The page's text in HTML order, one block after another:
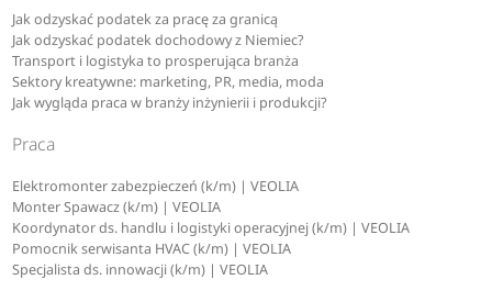
Jak odzyskać podatek za pracę za granicą
Jak odzyskać podatek dochodowy z Niemiec?
Transport i logistyka to prosperująca branża
Sektory kreatywne: marketing, PR, media, moda
Jak wygląda praca w branży inżynierii i produkcji?
Praca
Elektromonter zabezpieczeń (k/m) | VEOLIA
Monter Spawacz (k/m) | VEOLIA
Koordynator ds. handlu i logistyki operacyjnej (k/m) | VEOLIA
Pomocnik serwisanta HVAC (k/m) | VEOLIA
Specjalista ds. innowacji (k/m) | VEOLIA